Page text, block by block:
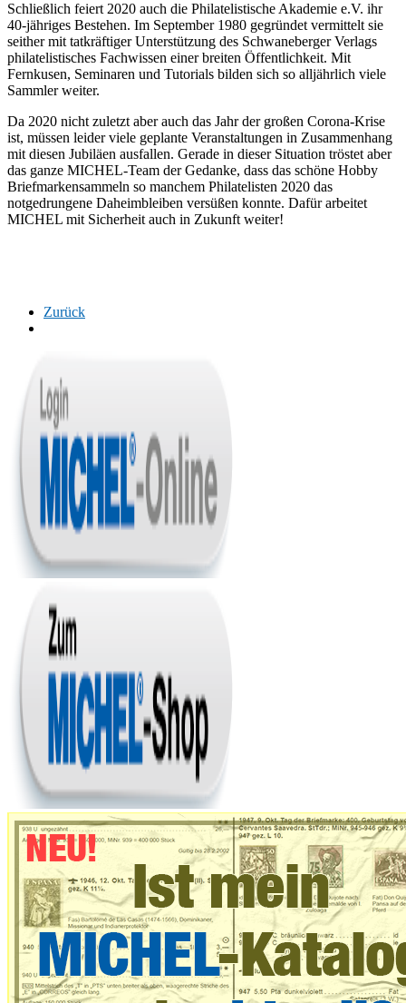
Schließlich feiert 2020 auch die Philatelistische Akademie e.V. ihr
40-jähriges Bestehen. Im September 1980 gegründet vermittelt sie
seither mit tatkräftiger Unterstützung des Schwaneberger Verlags
philatelistisches Fachwissen einer breiten Öffentlichkeit. Mit
Fernkusen, Seminaren und Tutorials bilden sich so alljährlich viele
Sammler weiter.
Da 2020 nicht zuletzt aber auch das Jahr der großen Corona-Krise
ist, müssen leider viele geplante Veranstaltungen in Zusammenhang
mit diesen Jubiläen ausfallen. Gerade in dieser Situation tröstet aber
das ganze MICHEL-Team der Gedanke, dass das schöne Hobby
Briefmarkensammeln so manchem Philatelisten 2020 das
notgedrungene Daheimbleiben versüßen konnte. Dafür arbeitet
MICHEL mit Sicherheit auch in Zukunft weiter!
Zurück